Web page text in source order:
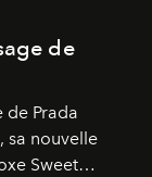
de
de Prada
sa nouvelle
Sweet